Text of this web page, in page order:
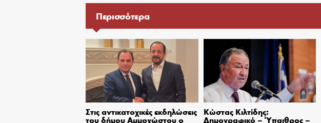
Περισσότερα
Στις αντικατοχικές εκδηλώσεις
του δήμου Αμμοχώστου ο
Κώστας Κιλτίδης:
Δημογραφικό – Ύπαιθρος –